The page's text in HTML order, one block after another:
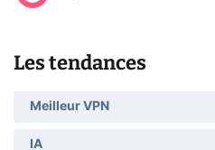
Les tendances
Meilleur VPN
IA